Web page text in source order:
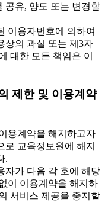
공유, 양도 또는 변경할
이용자번호에 의하여
상의 과실 또는 제3자
대한 모든 책임은 이
제한 및 이용계약
용계약을 해지하고자
교육정보원에 해지
.
가 다음 각 호에 해당
이 이용계약을 해지하
서비스 제공을 중지할